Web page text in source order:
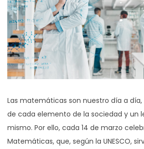
Las matemáticas son nuestro día a
de cada elemento de la sociedad y un
mismo. Por ello, cada 14 de marzo
Matemáticas, que, según la UNESCO,